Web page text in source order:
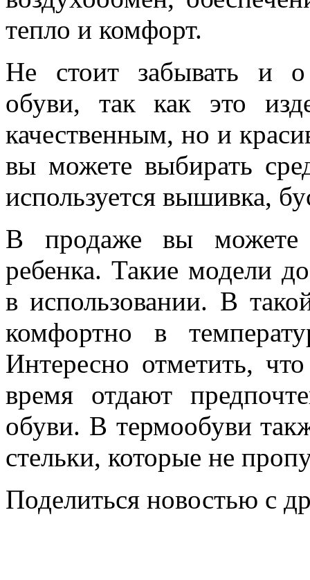
тепло и комфорт.
Не стоит забывать и о
обуви, так как это
качественным, но и
вы можете выбирать
используется вышивка,
В продаже вы можете
ребенка. Такие модели
в использовании. В
комфортно в
Интересно отметить,
время отдают
обуви. В термообуви
стельки, которые не
Поделиться новостью с